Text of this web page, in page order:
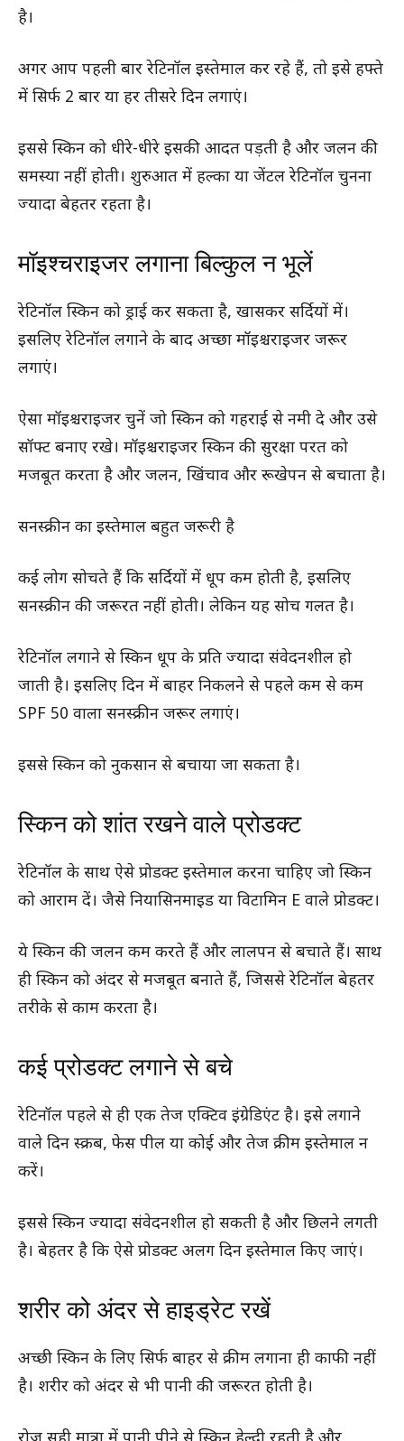
है।
अगर आप पहली बार रेटिनॉल इस्तेमाल कर रहे हैं, तो इसे हफ्ते
में सिर्फ 2 बार या हर तीसरे दिन लगाएं।
इससे स्किन को धीरे-धीरे इसकी आदत पड़ती है और जलन की
समस्या नहीं होती। शुरुआत में हल्का या जेंटल रेटिनॉल चुनना
ज्यादा बेहतर रहता है।
मॉइश्चराइजर लगाना बिल्कुल न भूलें
रेटिनॉल स्किन को ड्राई कर सकता है, खासकर सर्दियों में।
इसलिए रेटिनॉल लगाने के बाद अच्छा मॉइश्चराइजर जरूर
लगाएं।
ऐसा मॉइश्चराइजर चुनें जो स्किन को गहराई से नमी दे और उसे
सॉफ्ट बनाए रखे। मॉइश्चराइजर स्किन की सुरक्षा परत को
मजबूत करता है और जलन, खिंचाव और रूखेपन से बचाता है।
सनस्क्रीन का इस्तेमाल बहुत जरूरी है
कई लोग सोचते हैं कि सर्दियों में धूप कम होती है, इसलिए
सनस्क्रीन की जरूरत नहीं होती। लेकिन यह सोच गलत है।
रेटिनॉल लगाने से स्किन धूप के प्रति ज्यादा संवेदनशील हो
जाती है। इसलिए दिन में बाहर निकलने से पहले कम से कम
SPF 50 वाला सनस्क्रीन जरूर लगाएं।
इससे स्किन को नुकसान से बचाया जा सकता है।
स्किन को शांत रखने वाले प्रोडक्ट
रेटिनॉल के साथ ऐसे प्रोडक्ट इस्तेमाल करना चाहिए जो स्किन
को आराम दें। जैसे नियासिनमाइड या विटामिन E वाले प्रोडक्ट।
ये स्किन की जलन कम करते हैं और लालपन से बचाते हैं। साथ
ही स्किन को अंदर से मजबूत बनाते हैं, जिससे रेटिनॉल बेहतर
तरीके से काम करता है।
कई प्रोडक्ट लगाने से बचे
रेटिनॉल पहले से ही एक तेज एक्टिव इंग्रेडिएंट है। इसे लगाने
वाले दिन स्क्रब, फेस पील या कोई और तेज क्रीम इस्तेमाल न
करें।
इससे स्किन ज्यादा संवेदनशील हो सकती है और छिलने लगती
है। बेहतर है कि ऐसे प्रोडक्ट अलग दिन इस्तेमाल किए जाएं।
शरीर को अंदर से हाइड्रेट रखें
अच्छी स्किन के लिए सिर्फ बाहर से क्रीम लगाना ही काफी नहीं
है। शरीर को अंदर से भी पानी की जरूरत होती है।